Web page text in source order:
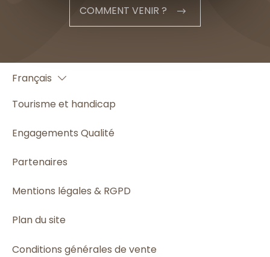
COMMENT VENIR ?
Français
Español
Tourisme et handicap
Engagements Qualité
Partenaires
Mentions légales & RGPD
Plan du site
Conditions générales de vente